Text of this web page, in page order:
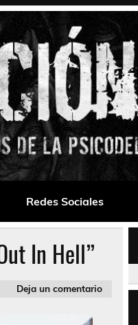
Redes Sociales
In Hell”
Deja un comentario